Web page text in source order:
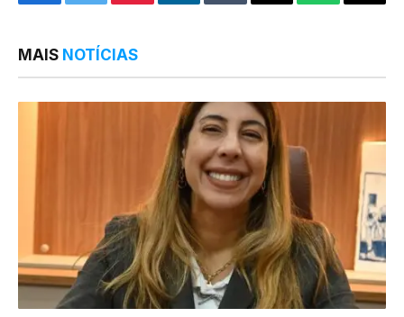
FacebookTwitterPinterestLinkedInTumblrEmail WhatsApp
Copy
MAIS NOTÍCIAS